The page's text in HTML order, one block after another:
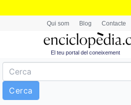
Qui som Blog Contacte
El teu portal del coneixement